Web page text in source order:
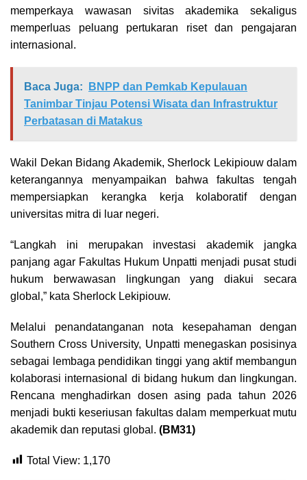
memperkaya wawasan sivitas akademika sekaligus
memperluas peluang pertukaran riset dan pengajaran
internasional.
Baca Juga:
BNPP dan Pemkab Kepulauan
Tanimbar Tinjau Potensi Wisata dan Infrastruktur
Perbatasan di Matakus
Wakil Dekan Bidang Akademik, Sherlock Lekipiouw dalam
keterangannya menyampaikan bahwa fakultas tengah
mempersiapkan kerangka kerja kolaboratif dengan
universitas mitra di luar negeri.
“Langkah ini merupakan investasi akademik jangka
panjang agar Fakultas Hukum Unpatti menjadi pusat studi
hukum berwawasan lingkungan yang diakui secara
global,” kata Sherlock Lekipiouw.
Melalui penandatanganan nota kesepahaman dengan
Southern Cross University, Unpatti menegaskan posisinya
sebagai lembaga pendidikan tinggi yang aktif membangun
kolaborasi internasional di bidang hukum dan lingkungan.
Rencana menghadirkan dosen asing pada tahun 2026
menjadi bukti keseriusan fakultas dalam memperkuat mutu
akademik dan reputasi global. (BM31)
Total View: 1,170